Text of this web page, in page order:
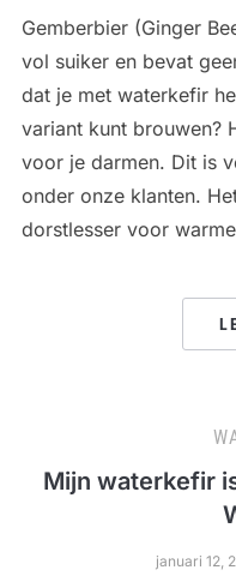
Gemberbier (Ginger
vol suiker en bevat
dat je met waterkefir
variant kunt brouwen?
voor je darmen. Dit is
onder onze klanten.
dorstlesser voor
Mijn waterkefir
januari 12,